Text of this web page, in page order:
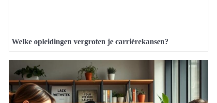
Welke opleidingen vergroten je carrièrekansen?